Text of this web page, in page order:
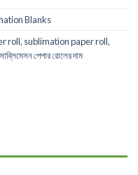
Blanks
roll, sublimation paper roll,
সাব্লিমেসন পেপার রোলের দাম